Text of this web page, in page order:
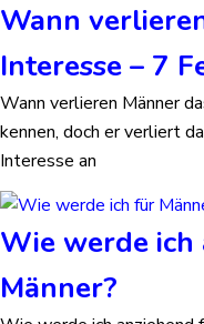
Wann
Interesse – 7
Wann verlieren Männer
kennen, doch er verliert
Interesse an
Wie werde
Männer?